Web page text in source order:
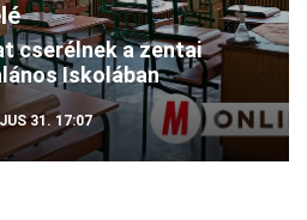
cserélnek a zentai
Iskolában
31. 17:07